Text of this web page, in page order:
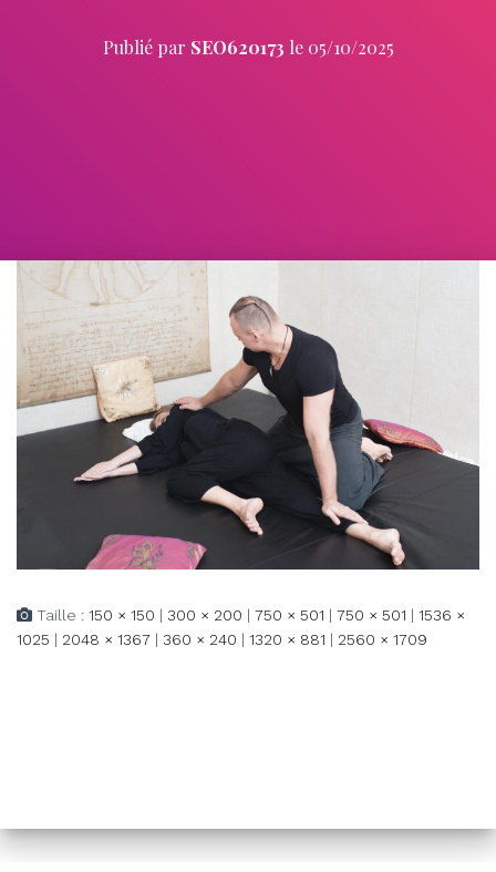
Publié par SEO620173 le 05/10/2025
Taille : 150 × 150 | 300 × 200 | 750 × 501 | 750 × 501 | 1536 ×
1025 | 2048 × 1367 | 360 × 240 | 1320 × 881 | 2560 × 1709